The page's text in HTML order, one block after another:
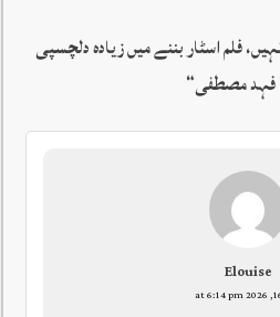
فلم اسٹار بننے میں زیادہ دلچسپی
فہد مصطفی“
Elouise